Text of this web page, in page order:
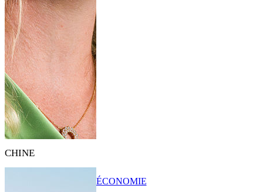
CHINE
ÉCONOMIE